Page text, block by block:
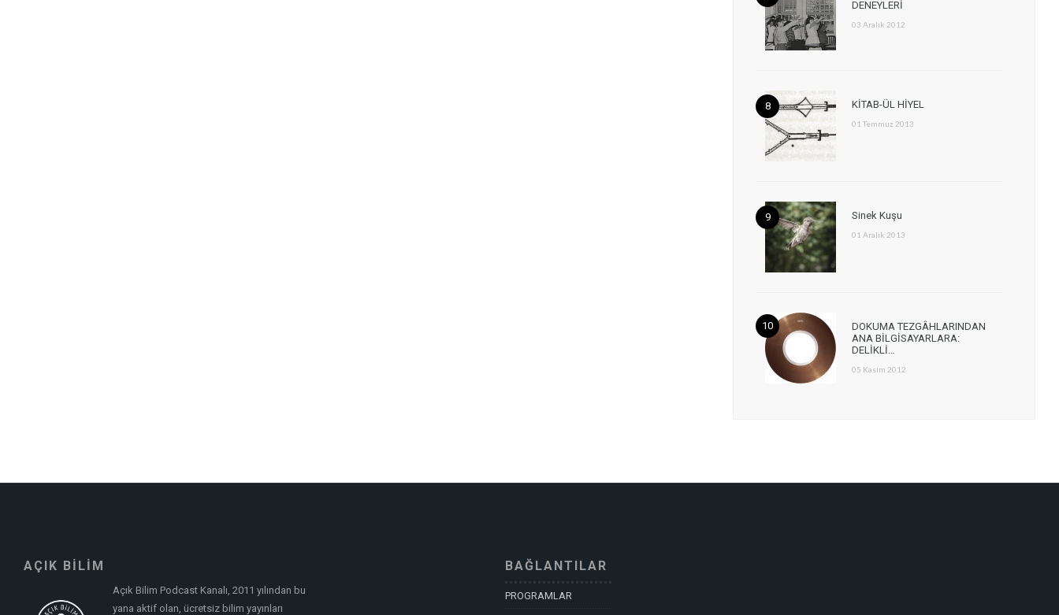
DENEYLERİ
03 Aralık 2012
KİTAB-ÜL HİYEL
01 Temmuz 2013
Sinek Kuşu
01 Aralık 2013
DOKUMA TEZGÂHLARINDAN
ANA BİLGİSAYARLARA:
DELİKLİ…
05 Kasım 2012
AÇIK BİLİM
Açık Bilim Podcast Kanalı, 2011 yılından bu
yana aktif olan, ücretsiz bilim yayınları
BAĞLANTILAR
PROGRAMLAR